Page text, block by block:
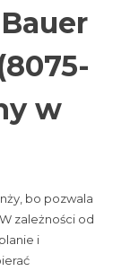
w
bo pozwala
zależności od
i